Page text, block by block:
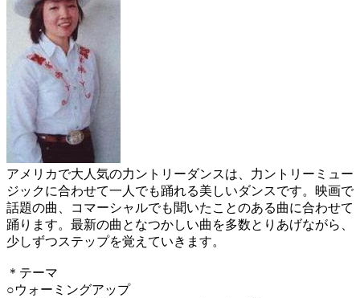
アメリカで大人気の力ントリーダンスは、力ントリーミュー
ジックに合わせて一人でも踊れる美しいダンスです。映画で
話題の曲、コマーシャルでも聞いたことのある曲に合わせて
踊ります。最新の曲となつかしい曲を多数とりあげながら、
少しずつステップを覚えていきます。
＊テーマ
○ウォーミングアップ